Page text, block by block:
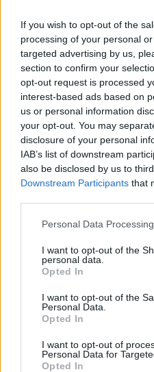
If you wish to opt-out of the
processing of your personal
targeted advertising by us,
section to confirm your
opt-out request is processed
interest-based ads based on
us or personal information
your opt-out. You may
disclosure of your personal
IAB’s list of downstream
also be disclosed by us to
Downstream Participants that
Please note that this website/
not limited to your visit or
grant or deny consent to
use your data for below
consent section.
Personal Data
I want to opt-out of the
personal data.
Opted In
I want to opt-out of the
Personal Data.
Opted In
I want to opt-out of
Personal Data for
Opted In
Országos hírek
A
Országos hírek
Itt az
az
Minden,
Kihívások